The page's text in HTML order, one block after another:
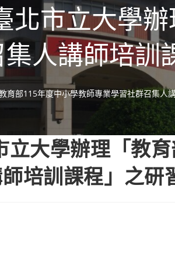
北市立大學
人講師培訓
育部115年度中小學教師專業學習社群召集人
立大學辦理「教
培訓課程」之研